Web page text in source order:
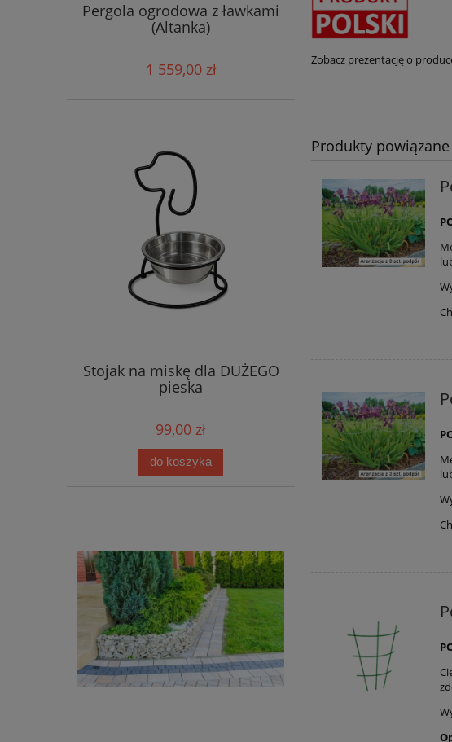
Pergola ogrodowa z ławkami
(Altanka)
1 559,00 zł
Stojak na miskę dla DUŻEGO
pieska
99,00 zł
do koszyka
Zobacz prezentację o
Produkty powiązane